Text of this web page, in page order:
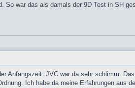
war das als damals der 9D Test in SH
Anfangszeit. JVC war da sehr schlimm.
Ich habe da meine Erfahrungen aus